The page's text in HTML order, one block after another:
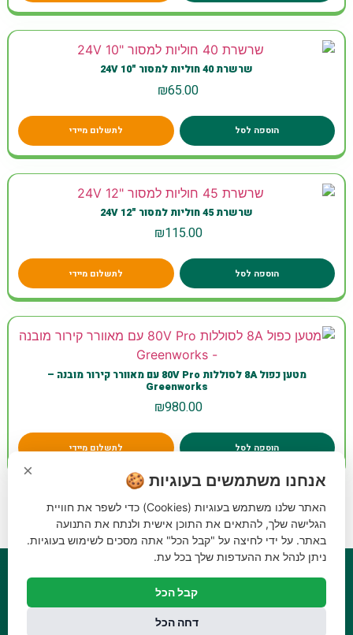
שרשרת 40 חוליות למסור "10 24V
₪65.00
הוספה לסל לתשלום מיידי
שרשרת 45 חוליות למסור "12 24V
₪115.00
הוספה לסל לתשלום מיידי
מטען כפול 8A לסוללות 80V Pro עם מאוורר קירור מובנה –
Greenworks
₪980.00
הוספה לסל לתשלום מיידי
1
2
3
4
…
23
24
25
←
× אנחנו משתמשים בעוגיות 🍪
האתר שלנו משתמש בעוגיות (Cookies) כדי לשפר את חוויית
הגלישה שלך, להתאים את התוכן אישית ולנתח את התנועה
באתר. על ידי לחיצה על "קבל הכל" אתה מסכים לשימוש בעוגיות.
ניתן לנהל את ההעדפות שלך בכל עת.
קבל הכל
דחה הכל